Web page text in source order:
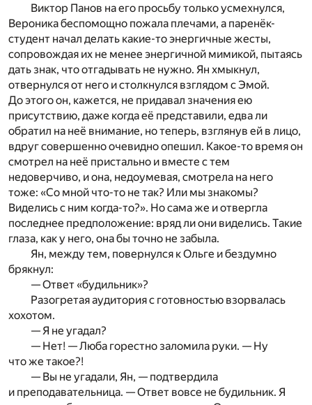
Виктор Панов на его просьбу только усмехнулся,
Вероника беспомощно пожала плечами, а паренёк-
студент начал делать какие-то энергичные жесты,
сопровождая их не менее энергичной мимикой, пытаясь
дать знак, что отгадывать не нужно. Ян хмыкнул,
отвернулся от него и столкнулся взглядом с Эмой.
До этого он, кажется, не придавал значения ею
присутствию, даже когда её представили, едва ли
обратил на неё внимание, но теперь, взглянув ей в лицо,
вдруг совершенно очевидно опешил. Какое-то время он
смотрел на неё пристально и вместе с тем
недоверчиво, и она, недоумевая, смотрела на него
тоже: «Со мной что-то не так? Или мы знакомы?
Виделись с ним когда-то?». Но сама же и отвергла
последнее предположение: вряд ли они виделись. Такие
глаза, как у него, она бы точно не забыла.
Ян, между тем, повернулся к Ольге и бездумно
брякнул:
— Ответ «будильник»?
Разогретая аудитория с готовностью взорвалась
хохотом.
— Я не угадал?
— Нет! — Люба горестно заломила руки. — Ну
что же такое?!
— Вы не угадали, Ян, — подтвердила
и преподавательница. — Ответ вовсе не будильник. Я